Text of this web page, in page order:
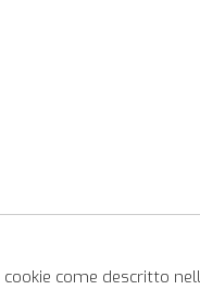
come descritto